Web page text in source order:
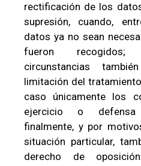
rectificación de los
supresión, cuando,
datos ya no sean
fueron recogidos;
circunstancias
limitación del
caso únicamente los
ejercicio o defensa
finalmente, y por
situación particular,
derecho de